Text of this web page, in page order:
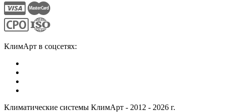
КлимАрт в соцсетях:
Климатические системы КлимАрт - 2012 - 2026 г.